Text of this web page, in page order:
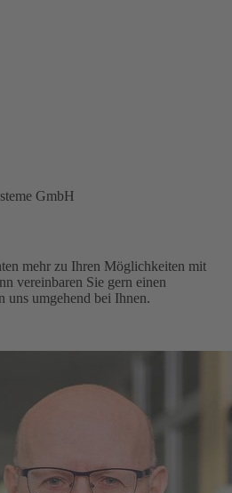
GmbH
mehr zu Ihren Möglichkeiten mit
vereinbaren Sie gern einen
uns umgehend bei Ihnen.